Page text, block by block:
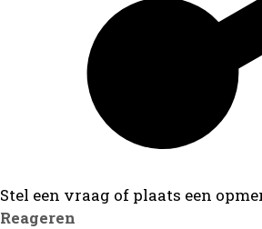
Stel een vraag of plaats een
Reageren